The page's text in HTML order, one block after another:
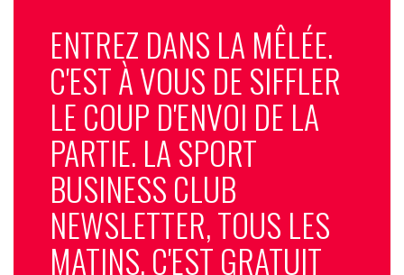
ENTREZ DANS LA MÊLÉE.
C'EST À VOUS DE SIFFLER
LE COUP D'ENVOI DE LA
PARTIE. LA SPORT
BUSINESS CLUB
NEWSLETTER, TOUS LES
MATINS, C'EST GRATUIT